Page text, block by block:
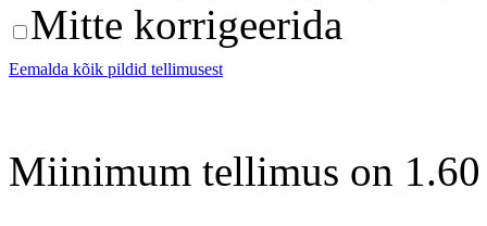
Mitte korrigeerida
Eemalda kõik pildid tellimusest
Miinimum tellimus on